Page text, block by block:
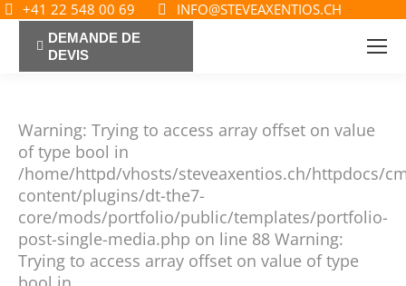
+41 22 548 00 69 INFO@STEVEAXENTIOS.CH
DEMANDE DE
DEVIS
Warning: Trying to access array offset on value
of type bool in
/home/httpd/vhosts/steveaxentios.ch/httpdocs/
content/plugins/dt-the7-
core/mods/portfolio/public/templates/portfolio-
post-single-media.php on line 88 Warning:
Trying to access array offset on value of type